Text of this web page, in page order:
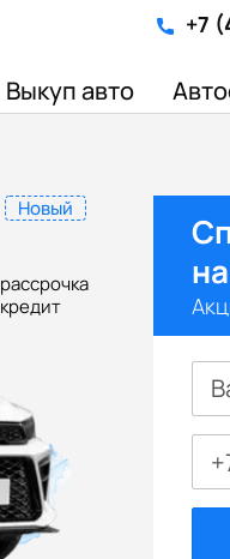
+7
Выкуп авто
Новый
рассрочка
кредит